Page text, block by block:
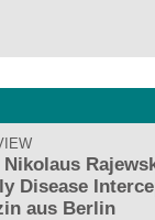
Disease
aus Berlin